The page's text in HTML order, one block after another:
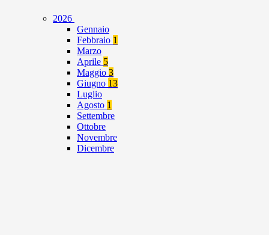
2026
Gennaio
Febbraio 1
Marzo
Aprile 5
Maggio 3
Giugno 13
Luglio
Agosto 1
Settembre
Ottobre
Novembre
Dicembre